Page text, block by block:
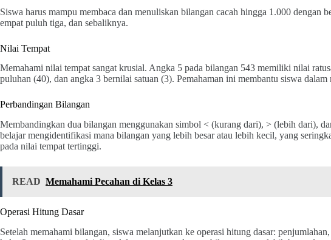
Siswa harus mampu membaca dan menuliskan bilangan cacah hingga 1.000 dengan
empat puluh tiga, dan sebaliknya.
Nilai Tempat
Memahami nilai tempat sangat krusial. Angka 5 pada bilangan 543 memiliki nilai
puluhan (40), dan angka 3 bernilai satuan (3). Pemahaman ini membantu siswa
Perbandingan Bilangan
Membandingkan dua bilangan menggunakan simbol < (kurang dari), > (lebih dari),
belajar mengidentifikasi mana bilangan yang lebih besar atau lebih kecil, yang
pada nilai tempat tertinggi.
READ Memahami Pecahan di Kelas 3
Operasi Hitung Dasar
Setelah memahami bilangan, siswa melanjutkan ke operasi hitung dasar: